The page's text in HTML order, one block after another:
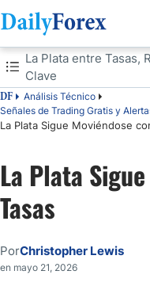
Tabla de contenidos
DF
Análisis Técnico
Señales de Trading Gratis y
La Plata Sigue Moviéndose
La Plata entre Tasas,
Clave
La Plata entre Tasas,
La Plata
Tasas
PorChristopher Lewis
en mayo 21, 2026